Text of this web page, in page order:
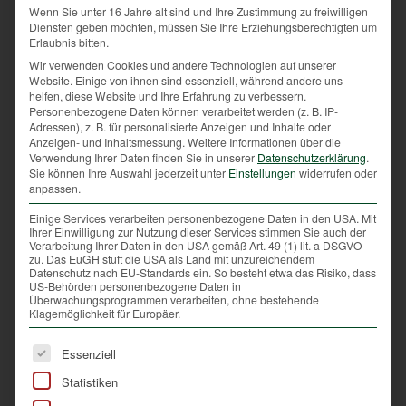
nach dazu verpflichtet, für die Schäden in den
Kulturen finanziell aufzukommen.
Wildschweine richten große Schäden an. Welche
Schäden sind dies?
Helmberger: Meistens sind es Überläufer, das sind
einjährige Wildschweine, aber auch von einer
Leitbache geführte Familienverbände, die vermehrt
Schäden in der Kulturlandschaft anrichten. Vor allem
Mais- und Feldkulturen sowie angrenzende Wiesen
werden mit den Rüsseln, in der Jagd auch Wurf
genannt, richtig tief umgegraben. Denn so suchen
sich die Tiere ihre Nahrung wie Engerlinge, Würmer
und Wurzeln.
Wenn Sie unter 16 Jahre alt sind und Ihre Zustimmung zu freiwilligen
Diensten geben möchten, müssen Sie Ihre Erziehungsberechtigten um
Erlaubnis bitten.
Wir verwenden Cookies und andere Technologien auf unserer
Website. Einige von ihnen sind essenziell, während andere uns
helfen, diese Website und Ihre Erfahrung zu verbessern.
Personenbezogene Daten können verarbeitet werden (z. B. IP-
Adressen), z. B. für personalisierte Anzeigen und Inhalte oder
Anzeigen- und Inhaltsmessung. Weitere Informationen über die
Verwendung Ihrer Daten finden Sie in unserer Datenschutzerklärung.
Sie können Ihre Auswahl jederzeit unter Einstellungen widerrufen oder
anpassen.
Einige Services verarbeiten personenbezogene Daten in den USA. Mit
Ihrer Einwilligung zur Nutzung dieser Services stimmen Sie auch der
Verarbeitung Ihrer Daten in den USA gemäß Art. 49 (1) lit. a DSGVO
zu. Das EuGH stuft die USA als Land mit unzureichendem
Datenschutz nach EU-Standards ein. So besteht etwa das Risiko, dass
US-Behörden personenbezogene Daten in
Überwachungsprogrammen verarbeiten, ohne bestehende
Klagemöglichkeit für Europäer.
Es folgt eine Liste der Service-Gruppen, für die eine
Essenziell
Statistiken